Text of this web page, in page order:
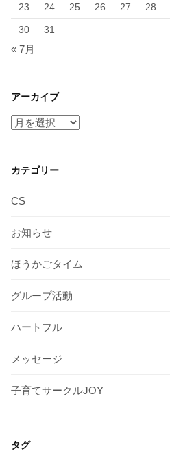
23 24 25 26 27 28
30 31
« 7月
アーカイブ
ア
イ
カテゴリー
CS
お知らせ
ほうかごタイム
グループ活動
ハートフル
メッセージ
子育てサークルJOY
タグ